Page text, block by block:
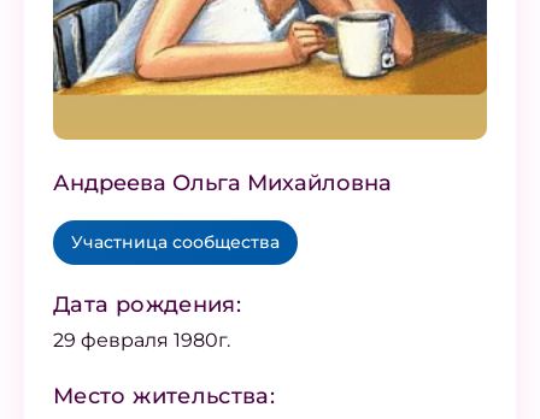
Андреева Ольга Михайловна
Участница сообщества
Дата рождения:
29 февраля 1980г.
Место жительства: